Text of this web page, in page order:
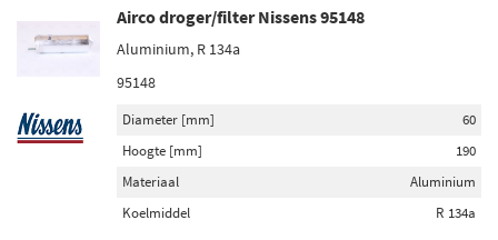
Airco droger/filter Nissens 95148
Aluminium, R 134a
95148
Diameter [mm]
60
Hoogte [mm]
190
Materiaal
Aluminium
Koelmiddel
R 134a